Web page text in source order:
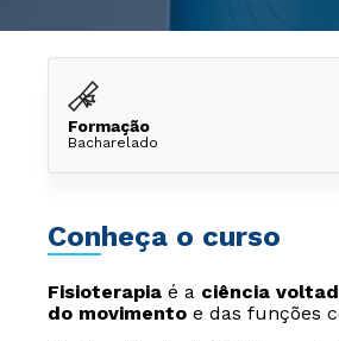
Formação
Bacharelado
Conheça o curso
Fisioterapia é a ciência
do movimento e das funções